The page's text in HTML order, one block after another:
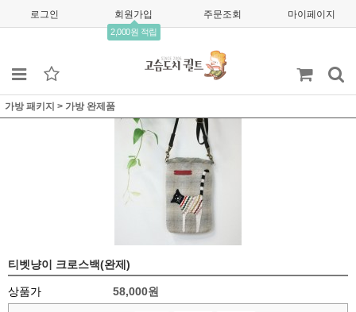
로그인 회원가입
2,000원 적립
주문조회 마이페이지
가방 패키지 > 가방 완제품
티벳냥이 크로스백(완제)
상품가 58,000원